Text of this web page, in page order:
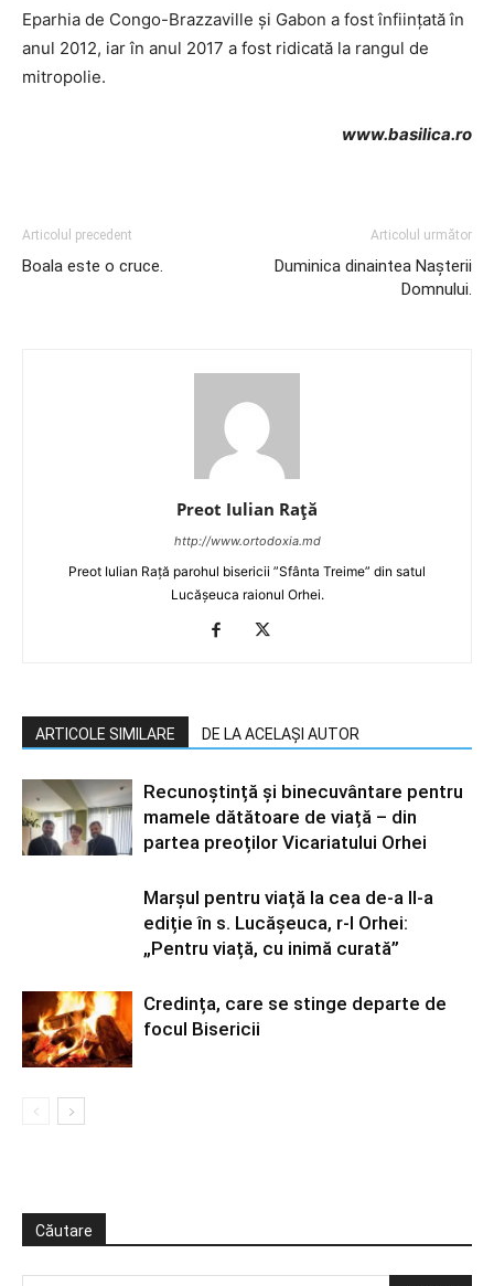
Eparhia de Congo-Brazzaville și Gabon a fost înființată în
anul 2012, iar în anul 2017 a fost ridicată la rangul de
mitropolie.
www.basilica.ro
Articolul precedent
Boala este o cruce.
Articolul următor
Duminica dinaintea Nașterii
Domnului.
Preot Iulian Raţă
http://www.ortodoxia.md
Preot Iulian Rață parohul bisericii ”Sfânta Treime” din satul
Lucășeuca raionul Orhei.
ARTICOLE SIMILARE DE LA ACELAȘI AUTOR
Recunoștință și binecuvântare pentru
mamele dătătoare de viață – din
partea preoților Vicariatului Orhei
Marșul pentru viață la cea de-a II-a
ediție în s. Lucășeuca, r-l Orhei:
„Pentru viață, cu inimă curată”
Credința, care se stinge departe de
focul Bisericii
Căutare